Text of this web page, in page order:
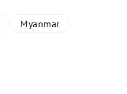
Myanmar